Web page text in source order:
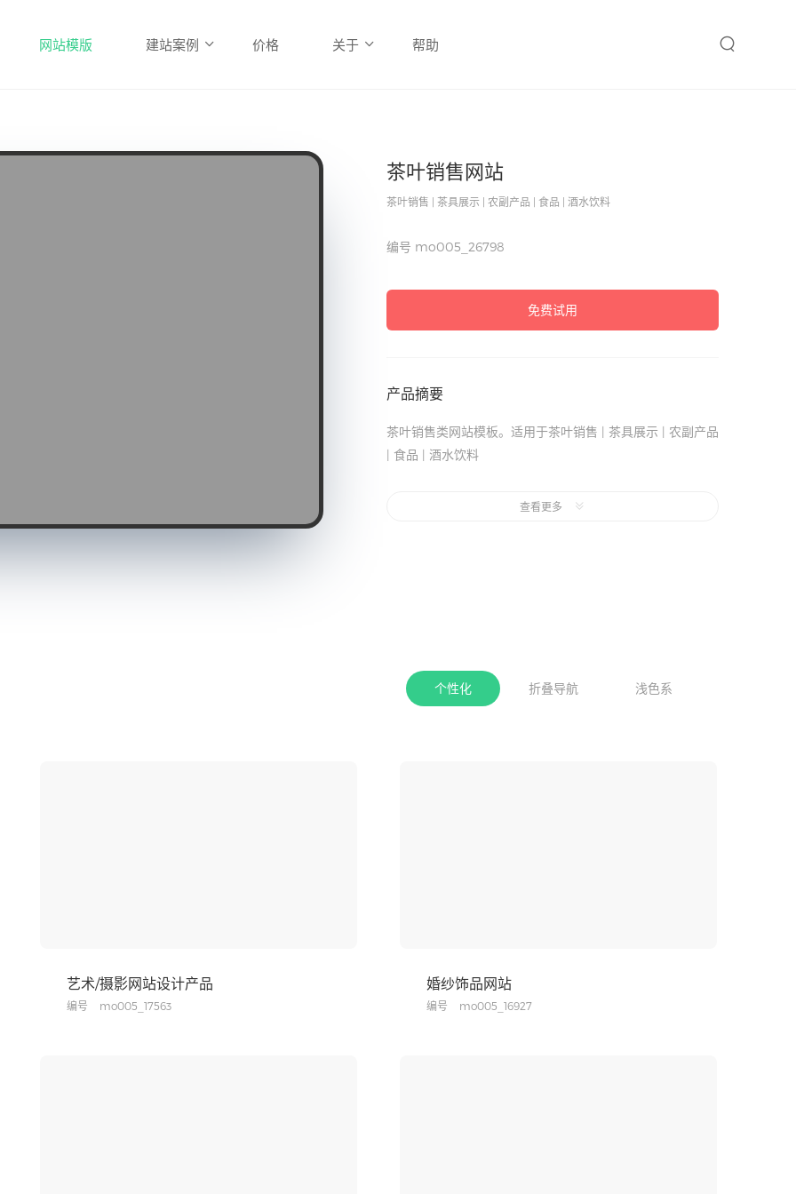
网站模版 建站案例 价格 关于 帮助
茶叶销售网站
茶叶销售 | 茶具展示 | 农副产品 | 食品 | 酒水饮料
编号 mo005_26798
免费试用
产品摘要
茶叶销售类网站模板。适用于茶叶销售 | 茶具展示 | 农副产品
| 食品 | 酒水饮料
网页风格：浅色,折叠导航。查看更多
个性化 折叠导航 浅色系
艺术/摄影网站设计产品
编号 mo005_17563
婚纱饰品网站
编号 mo005_16927